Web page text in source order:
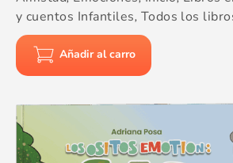
y cuentos Infantiles, Todos los
Añadir al carro